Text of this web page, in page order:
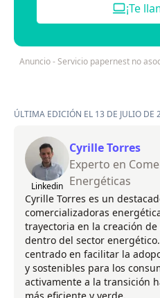
¡Te
Anuncio - Servicio papernest no
ÚLTIMA EDICIÓN EL 13 DE JULIO DE
Linkedin
Cyrille Torres
Experto en
Energéticas
Cyrille Torres es un
comercializadoras
trayectoria en la creación
dentro del sector
centrado en facilitar la
y sostenibles para los
activamente a la transición